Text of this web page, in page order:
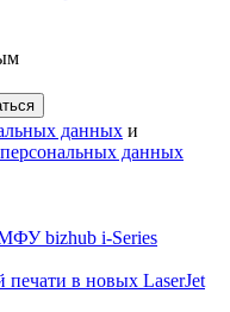
данных и
данных
bizhub i-Series
печати в новых LaserJet